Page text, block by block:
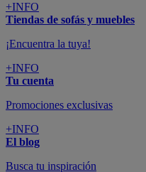
+INFO
Tiendas de sofás y muebles
¡Encuentra la tuya!
+INFO
Tu cuenta
Promociones exclusivas
+INFO
El blog
Busca tu inspiración